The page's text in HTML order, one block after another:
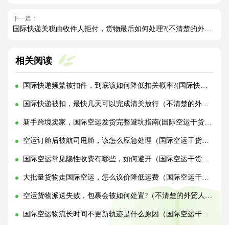
下一篇：
国际快递关税由收件人拒付，货物最后如何处理?(不清楚的外贸人看过来)
相关阅读
国际快递频繁被扣件，到底该如何降低扣关概率?(国际快递干货知识分享)
国际快递被扣，最快几天可以完成清关放行（不清楚的外贸人看过来）
新手跨境卖家，国际空运发货完整避坑指南(国际空运干货知识分享)
空运订舱后被航司甩舱，该怎么应急处理（国际空运干货知识分享）
国际空运常见隐性收费有哪些，如何避开（国际空运干货知识分享）
大批量货物走国际空运，怎么议价降低运费（国际空运干货知识分享）
空运货物派送失败，包裹会被如何处置?（不清楚的外贸人看过来）
国际空运物流长时间不更新轨迹是什么原因（国际空运干货知识分享）